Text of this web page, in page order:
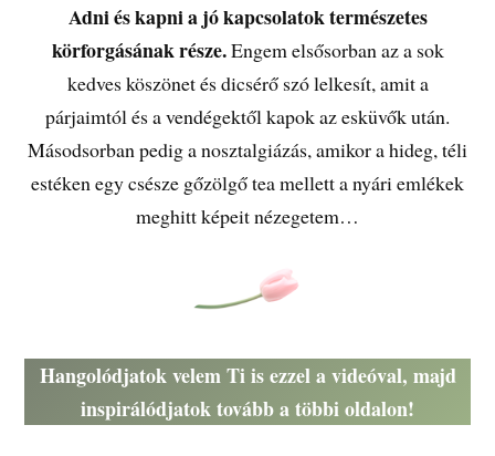
Adni és kapni a jó kapcsolatok természetes
körforgásának része.Engem elsősorban az a sok
kedves köszönet és dicsérő szó lelkesít, amit a
párjaimtól és a vendégektől kapok az esküvők után.
Másodsorban pedig a nosztalgiázás, amikor a hideg, téli
estéken egy csésze gőzölgő tea mellett a nyári emlékek
meghitt képeit nézegetem…
Hangolódjatok velem Ti is ezzel a videóval, majd
inspirálódjatok tovább a többi oldalon!